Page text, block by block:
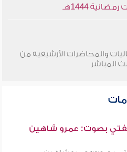
1444هـ
والمحاضرات الأرشيفية من
المباشر
بصوت: عمرو شاهين